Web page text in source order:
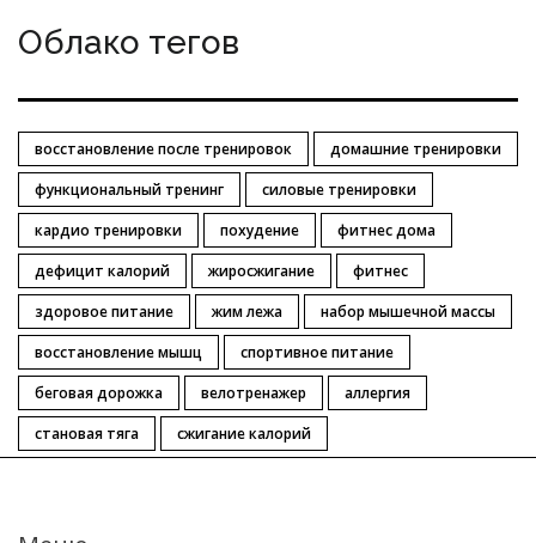
Облако тегов
восстановление после тренировок
домашние тренировки
функциональный тренинг
силовые тренировки
кардио тренировки
похудение
фитнес дома
дефицит калорий
жиросжигание
фитнес
здоровое питание
жим лежа
набор мышечной массы
восстановление мышц
спортивное питание
беговая дорожка
велотренажер
аллергия
становая тяга
сжигание калорий